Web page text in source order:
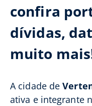
confira
dívidas,
muito
A cidade de
ativa e integrante